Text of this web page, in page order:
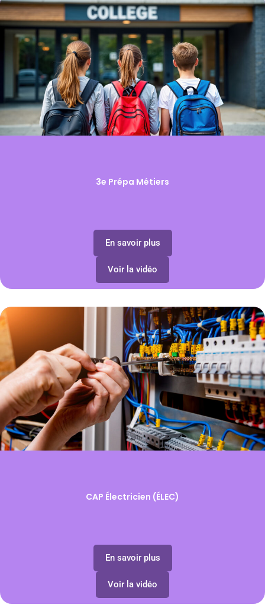
3e Prépa Métiers
En savoir plus
Voir la vidéo
CAP Électricien (ÉLEC)
En savoir plus
Voir la vidéo